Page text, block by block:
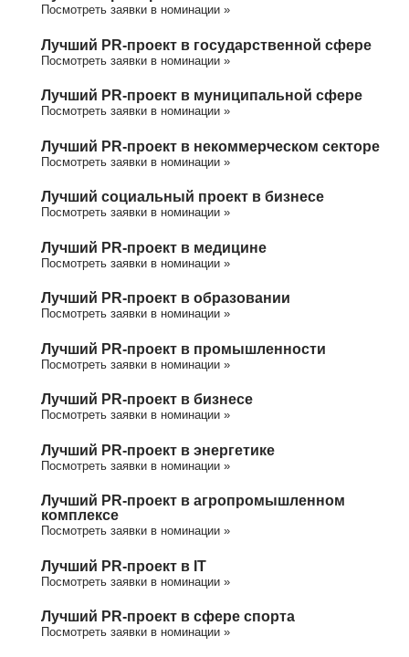
Посмотреть заявки в номинации »
Лучший PR-проект в государственной сфере
Посмотреть заявки в номинации »
Лучший PR-проект в муниципальной сфере
Посмотреть заявки в номинации »
Лучший PR-проект в некоммерческом секторе
Посмотреть заявки в номинации »
Лучший социальный проект в бизнесе
Посмотреть заявки в номинации »
Лучший PR-проект в медицине
Посмотреть заявки в номинации »
Лучший PR-проект в образовании
Посмотреть заявки в номинации »
Лучший PR-проект в промышленности
Посмотреть заявки в номинации »
Лучший PR-проект в бизнесе
Посмотреть заявки в номинации »
Лучший PR-проект в энергетике
Посмотреть заявки в номинации »
Лучший PR-проект в агропромышленном
комплексе
Посмотреть заявки в номинации »
Лучший PR-проект в IT
Посмотреть заявки в номинации »
Лучший PR-проект в сфере спорта
Посмотреть заявки в номинации »